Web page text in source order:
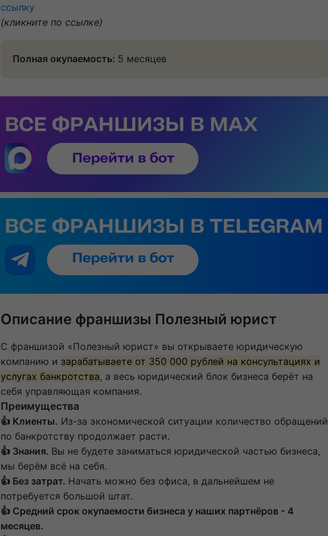
ссылку
(кликните по ссылке)
Полная окупаемость: 5 месяцев
Описание франшизы Полезный юрист
С франшизой «Полезный юрист» вы открываете юридическую
компанию и зарабатываете от 350 000 рублей на консультациях и
услугах банкротства, а весь юридический блок бизнеса берёт на
себя управляющая компания.
Преимущества
👍 Клиенты. Из-за экономической ситуации количество обращений
по банкротству продолжает расти.
👍 Знания. Вы не будете заниматься юридической частью бизнеса,
мы берём всё на себя.
👍 Без затрат. Начать можно без офиса, в дальнейшем не
потребуется большой штат.
👍 Средний срок окупаемости бизнеса у наших партнёров - 4
месяцев.